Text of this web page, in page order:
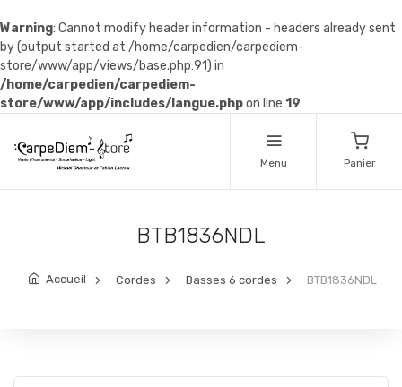
Warning: Cannot modify header information - headers already sent
by (output started at /home/carpedien/carpediem-
store/www/app/views/base.php:91) in
/home/carpedien/carpediem-
store/www/app/includes/langue.phpon line 19
Menu Panier
BTB1836NDL
Accueil Cordes Basses 6 cordes BTB1836NDL